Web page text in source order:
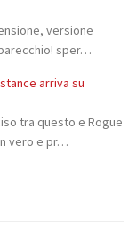
versione
sper…
arriva su
tra questo e Rogue
vero e pr…